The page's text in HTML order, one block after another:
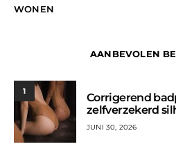
WONEN
AANBEVOLEN
1
Corrigerend
zelfverzekerd
JUNI 30, 2026